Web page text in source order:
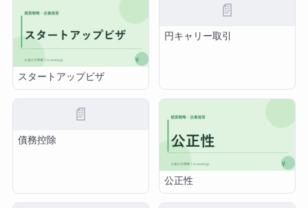
スタートアップビザ
📄
円キャリー取引
📄
債務控除
公正性